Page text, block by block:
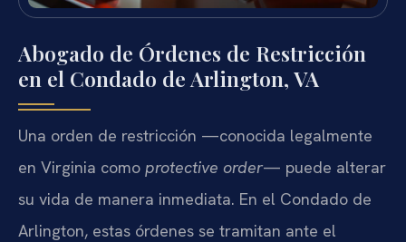
Abogado de Órdenes de Restricción
en el Condado de Arlington, VA
Una orden de restricción —conocida legalmente
en Virginia como protective order— puede alterar
su vida de manera inmediata. En el Condado de
Arlington, estas órdenes se tramitan ante el